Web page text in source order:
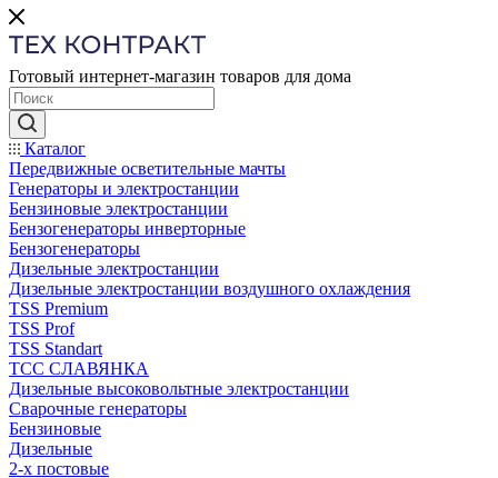
Готовый интернет-магазин товаров для дома
Каталог
Передвижные осветительные мачты
Генераторы и электростанции
Бензиновые электростанции
Бензогенераторы инверторные
Бензогенераторы
Дизельные электростанции
Дизельные электростанции воздушного охлаждения
TSS Premium
TSS Prof
TSS Standart
ТСС СЛАВЯНКА
Дизельные высоковольтные электростанции
Сварочные генераторы
Бензиновые
Дизельные
2-х постовые